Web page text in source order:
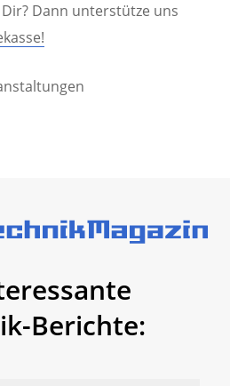
Dann unterstütze uns
Berichte: